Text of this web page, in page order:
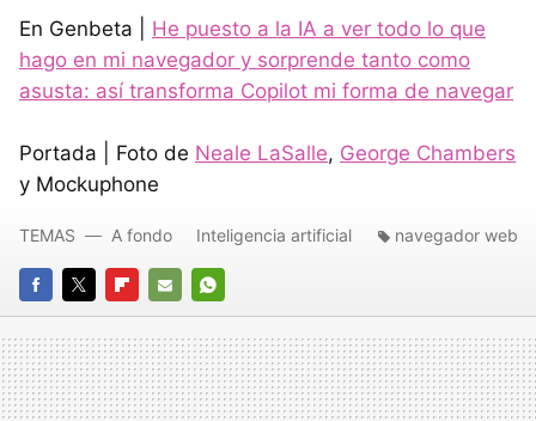
En Genbeta | He puesto a la IA a ver todo lo que
hago en mi navegador y sorprende tanto como
asusta: así transforma Copilot mi forma de navegar
Portada | Foto de Neale LaSalle, George Chambers
y Mockuphone
FACEBOOK
TWITTERFLIPBOARD
E-
MAIL
WHATSAPP
TEMAS A fondo Inteligencia artificial navegador web